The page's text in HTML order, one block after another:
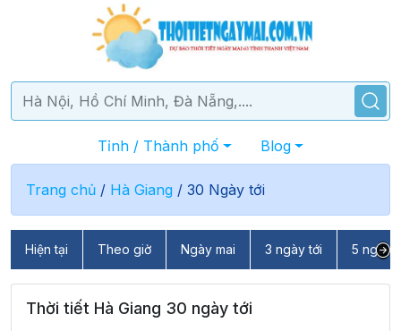
Tỉnh / Thành phố Blog
Trang chủ / Hà Giang / 30 Ngày tới
Hiện tại Theo giờ Ngày mai 3 ngày tới 5 ngày
Thời tiết Hà Giang 30 ngày tới